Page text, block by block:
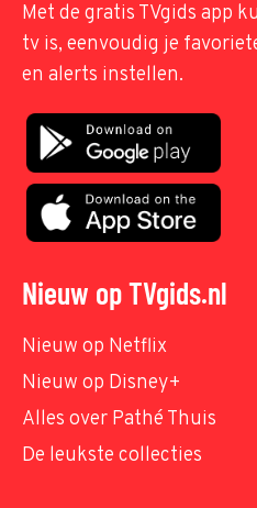
Met de gratis TVgids app
tv is, eenvoudig je
en alerts instellen.
Nieuw op TVgids.nl
Nieuw op Netflix
Nieuw op Disney+
Alles over Pathé Thuis
De leukste collecties